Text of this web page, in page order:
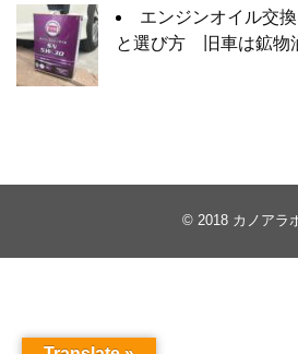
エンジンオイル交
と選び方 旧車は鉱物
© 2018 カノアラ